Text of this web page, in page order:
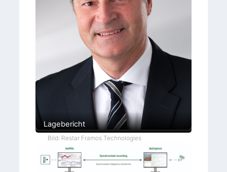
Lagebericht
Bild: Restar Framos Technologies